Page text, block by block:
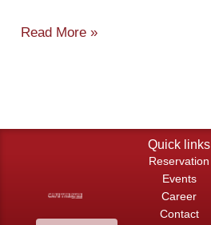
Read More »
Quick links
Reservation
Events
Career
Contact